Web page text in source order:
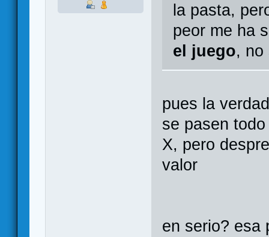
la pasta,
peor me ha
el juego, no
pues la
se pasen
X, pero
valor
en serio? esa